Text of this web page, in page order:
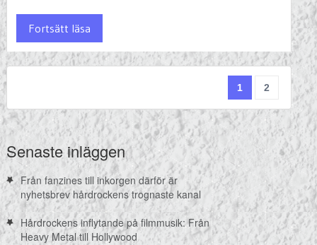
Fortsätt läsa
1 2
Senaste inläggen
Från fanzines till inkorgen därför är
nyhetsbrev hårdrockens trognaste kanal
Hårdrockens inflytande på filmmusik: Från
Heavy Metal till Hollywood